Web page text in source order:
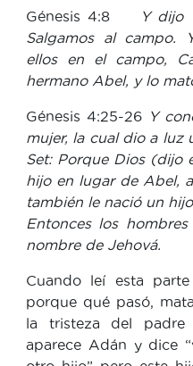
Génesis 4:8
Y dijo
Salgamos al campo.
ellos en el campo,
hermano Abel, y lo
Génesis 4:25-26 Y
mujer, la cual dio a luz
Set: Porque Dios (dijo
hijo en lugar de Abel,
también le nació un
Entonces los
nombre de Jehová.
Cuando leí esta
porque qué pasó,
la tristeza del padre
aparece Adán y dice